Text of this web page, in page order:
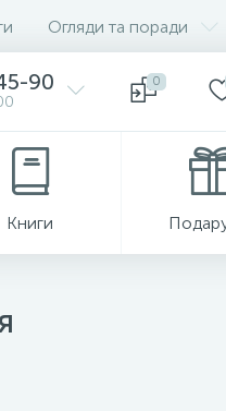
Огляди та поради
90 0
Книги